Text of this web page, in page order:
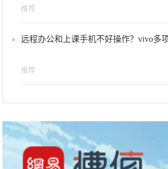
推荐
远程办公和上课手机不好操作？vivo多
推荐